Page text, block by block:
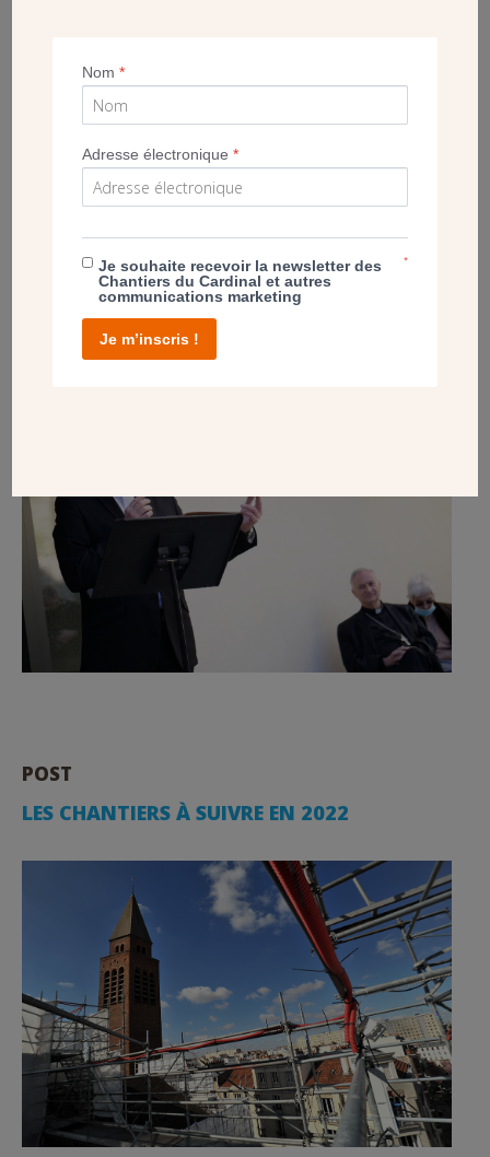
Meaux (Seine-et-Marne) sont en cours de rénovation. La
paroisse devrait ouvrir ses bureaux pour l’été 2020.
MAISON SAINT-NICOLAS À MEAUX (77)
POST
LES CHANTIERS À SUIVRE EN 2022
Nom*
Adresse électronique*
Je souhaite recevoir la newsletter des
Chantiers du Cardinal et autres
communications marketing
*
Je m’inscris !